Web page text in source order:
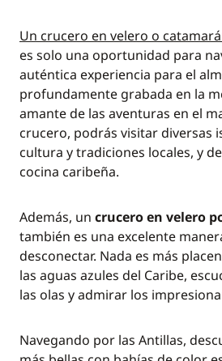
Un crucero en velero o
es solo una oportunidad para
auténtica experiencia para el
profundamente grabada en la
amante de las aventuras en el
crucero, podrás visitar diversas
cultura y tradiciones locales, y
cocina caribeña.
Además, un crucero en velero
también es una excelente
desconectar. Nada es más
las aguas azules del Caribe,
las olas y admirar los
Navegando por las Antillas,